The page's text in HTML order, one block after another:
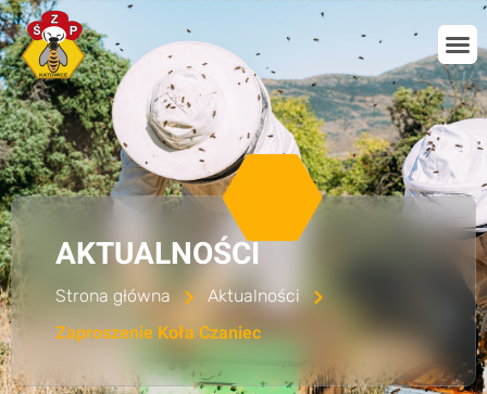
AKTUALNOŚCI
Strona główna Aktualności
Zaproszenie Koła Czaniec